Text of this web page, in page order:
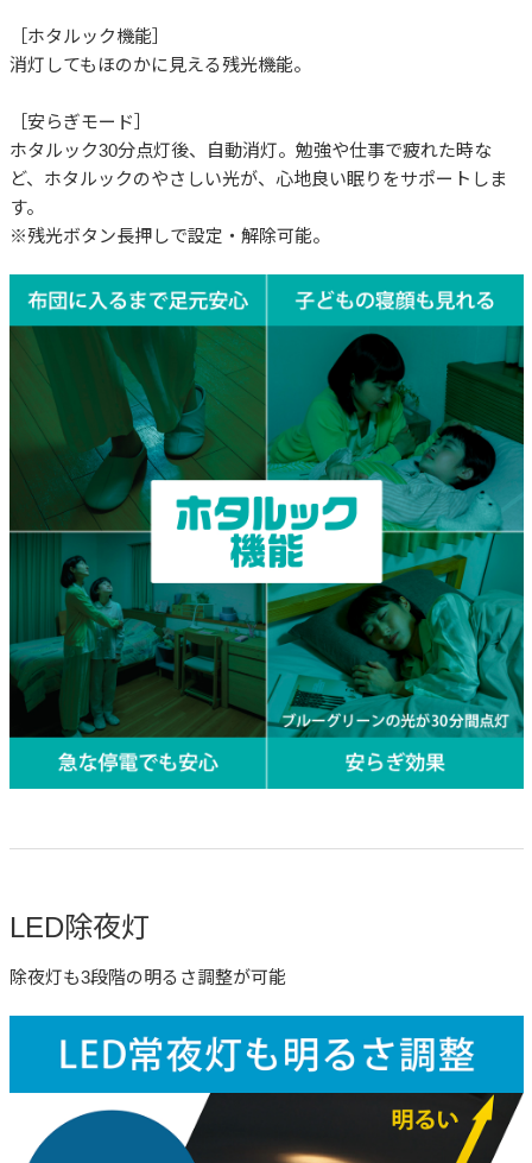
［ホタルック機能］
消灯してもほのかに見える残光機能。
［安らぎモード］
ホタルック30分点灯後、自動消灯。勉強や仕事で疲れた時な
ど、ホタルックのやさしい光が、心地良い眠りをサポートしま
す。
※残光ボタン長押しで設定・解除可能。
LED除夜灯
除夜灯も3段階の明るさ調整が可能